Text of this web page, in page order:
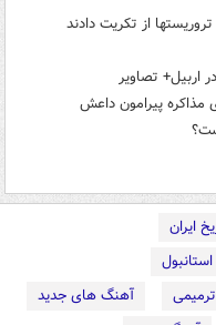
از تکریت دادند
اربیل+ تصاویر
مذاکره پیرامون داعش
ایران
آهنگ های جدید